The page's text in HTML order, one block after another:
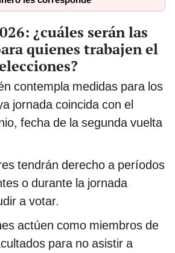
¿cuáles serán las
quienes trabajen el
contempla medidas para los
jornada coincida con el
fecha de la segunda vuelta
tendrán derecho a períodos
o durante la jornada
a votar.
actúen como miembros de
para no asistir a